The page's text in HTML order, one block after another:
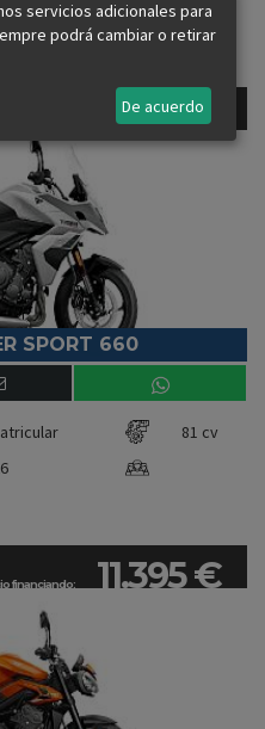
9.995 €
SPORT 660
81 cv
financiando: 11.395 €
servicios adicionales para
podrá cambiar o retirar
De acuerdo